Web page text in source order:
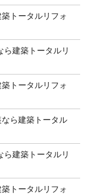
トータルリフォ
ら建築トータルリ
トータルリフォ
ら建築トータル
ら建築トータルリ
トータルリフォ